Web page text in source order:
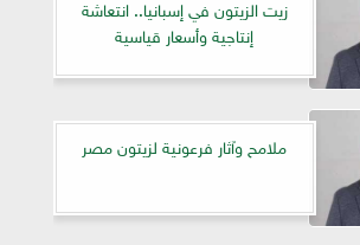
زيت الزيتون في إسبانيا.. انتعاشة
إنتاجية وأسعار قياسية
ملامح وآثار فرعونية لزيتون مصر